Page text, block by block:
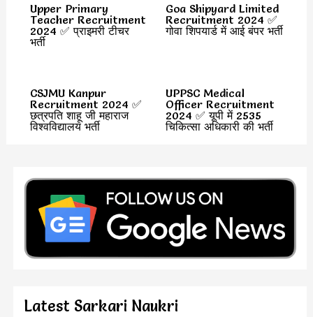
Upper Primary
Teacher Recruitment
2024 ✅ प्राइमरी टीचर
भर्ती
Goa Shipyard Limited
Recruitment 2024 ✅
गोवा शिपयार्ड में आई बंपर भर्ती
CSJMU Kanpur
Recruitment 2024 ✅
छत्रपति शाहू जी महाराज
विश्वविद्यालय भर्ती
UPPSC Medical
Officer Recruitment
2024 ✅ यूपी में 2535
चिकित्सा अधिकारी की भर्ती
Latest Sarkari Naukri